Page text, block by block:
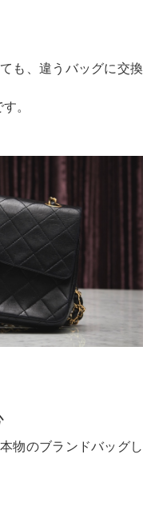
も、違うバッグに交換
。
物のブランドバッグし